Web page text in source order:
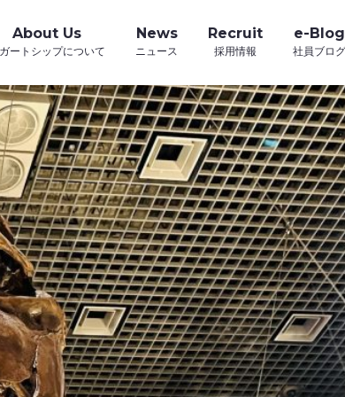
About Us News Recruit e-Blog